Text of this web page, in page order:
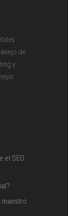
de
y
el SEO
maestro